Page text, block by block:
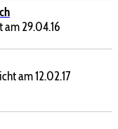
29.04.16
am 12.02.17